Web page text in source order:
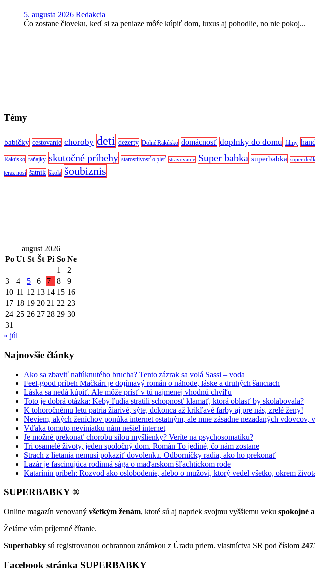
5. augusta 2026 Redakcia
Čo zostane človeku, keď si za peniaze môže kúpiť dom, luxus aj pohodlie, no nie pokoj...
Témy
babičky cestovanie choroby deti dezerty Dolné Rakúsko domácnosť doplnky do domu filmy
Rakúsko raňajky skutočné príbehy starostlivosť o pleť stravovanie Super babka superbabka super
teraz nosí šatník škola šoubiznis
august 2026
Po Ut St Št Pi So Ne
1
2
3
4 5 6 7 8
9
10 11 12 13 14 15 16
17 18 19 20 21 22 23
24 25 26 27 28 29 30
31
« júl
Najnovšie články
Ako sa zbaviť nafúknutého brucha? Tento zázrak sa volá Sassi – voda
Feel-good príbeh Mačkári je dojímavý román o náhode, láske a druhých šanciach
Láska sa nedá kúpiť. Ale môže prísť v tú najmenej vhodnú chvíľu
Toto je dobrá otázka: Keby ľudia stratili schopnosť klamať, ktorá oblasť by skolabovala?
K tohoročnému letu patria žiarivé, sýte, dokonca až krikľavé farby aj pre nás, zrelé ženy!
Neviem, akých ženíchov ponúka internet ostatným, ale mne zásadne nezadaných
Vďaka tomuto neviniatku nám nešiel internet
Je možné prekonať chorobu silou myšlienky? Veríte na psychosomatiku?
Tri osamelé životy, jeden spoločný dom. Román To jediné, čo nám zostane
Strach z lietania nemusí pokaziť dovolenku. Odborníčky radia, ako ho prekonať
Lazár je fascinujúca rodinná sága o maďarskom šľachtickom rode
Katarínin príbeh: Rozvod ako oslobodenie, alebo o mužovi, ktorý vedel všetko, okrem
SUPERBABKY ®
Online magazín venovaný všetkým ženám, ktoré sú aj napriek svojmu vyššiemu veku spokojné
Želáme vám príjemné čítanie.
Superbabky sú registrovanou ochrannou známkou z Úradu priem. vlastníctva SR pod číslom
Facebook stránka SUPERBABKY